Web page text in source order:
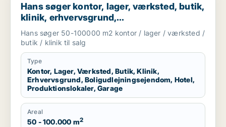
Hans søger kontor, lager, værksted, butik,
klinik, erhvervsgrund,
boligudlejningsejendom, hotel,
produktionslokaler eller garage til salg i
Region Sjælland
Hans søger 50-100000 m2 kontor / lager / værksted /
butik / klinik til salg
Type
Kontor, Lager, Værksted, Butik, Klinik,
Erhvervsgrund, Boligudlejningsejendom, Hotel,
Produktionslokaler, Garage
Areal
50 - 100.000 m2